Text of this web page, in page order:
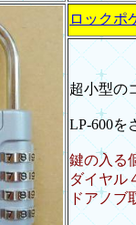
ロックポ
超小型の
LP-600を
鍵の入る
ダイヤル
ドアノブ